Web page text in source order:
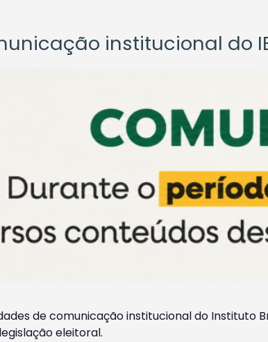
institucional do
de comunicação institucional do
eleitoral.